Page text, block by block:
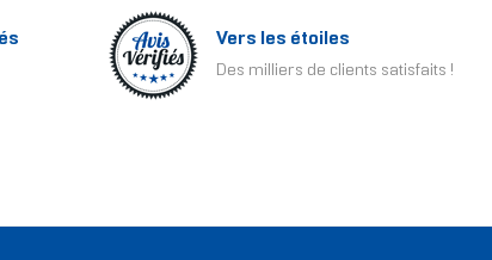
Vers les étoiles
Des milliers de clients satisfaits !